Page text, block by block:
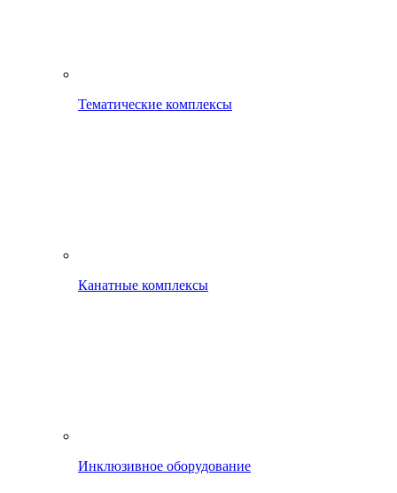
Тематические комплексы
Канатные комплексы
Инклюзивное оборудование